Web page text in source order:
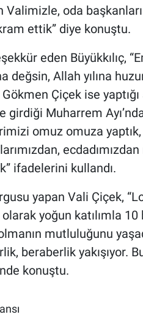
Valimizle, oda
ettik” diye konuştu.
eden Büyükkılıç,
değsin, Allah yılına
Çiçek ise
girdiği Muharrem
omuz omuza
ifadelerini kullandı.
yapan Vali Çiçek,
yoğun katılımla 10
mutluluğunu
beraberlik yakışıyor.
konuştu.